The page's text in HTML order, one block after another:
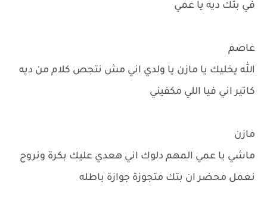
في بتك ديه يا عمي
عاصم
الله يخليك يا مازن يا ولدي اني مش نتجص كلام من ديه
كاتير اني فيا اللي مكفيني
مازن
ماشي يا عمي المهم دلوك اني هعدي عليك بكرة ونروح
نعمل محضر ان بتك متجوزة جوازة باطله